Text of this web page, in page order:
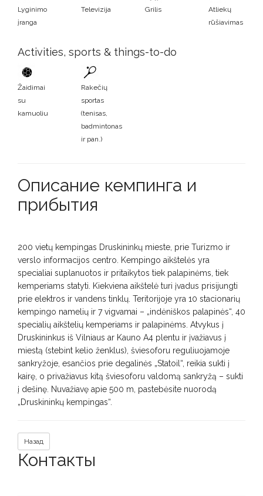
Lyginimo
įranga
Televizija Grilis
Atliekų
rūšiavimas
Activities, sports & things-to-do
Žaidimai
su
kamuoliu
Rakečių
sportas
(tenisas,
badmintonas
ir pan.)
Описание кемпинга и
прибытия
200 vietų kempingas Druskininkų mieste, prie Turizmo ir
verslo informacijos centro. Kempingo aikštelės yra
specialiai suplanuotos ir pritaikytos tiek palapinėms, tiek
kemperiams statyti. Kiekviena aikštelė turi įvadus prisijungti
prie elektros ir vandens tinklų. Teritorijoje yra 10 stacionarių
kempingo namelių ir 7 vigvamai – „indėniškos palapinės“, 40
specialių aikštelių kemperiams ir palapinėms. Atvykus į
Druskininkus iš Vilniaus ar Kauno A4 plentu ir įvažiavus į
miestą (stebint kelio ženklus), šviesoforu reguliuojamoje
sankryžoje, esančios prie degalinės „Statoil“, reikia sukti į
kairę, o privažiavus kitą šviesoforu valdomą sankryžą – sukti
į dešinę. Nuvažiavę apie 500 m, pastebėsite nuorodą
„Druskininkų kempingas“.
Назад
Контакты